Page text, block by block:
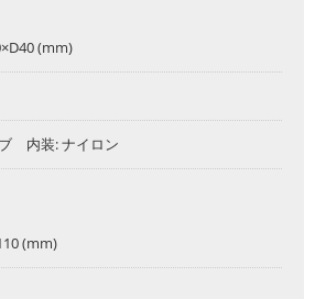
(mm)
内装: ナイロン
(mm)